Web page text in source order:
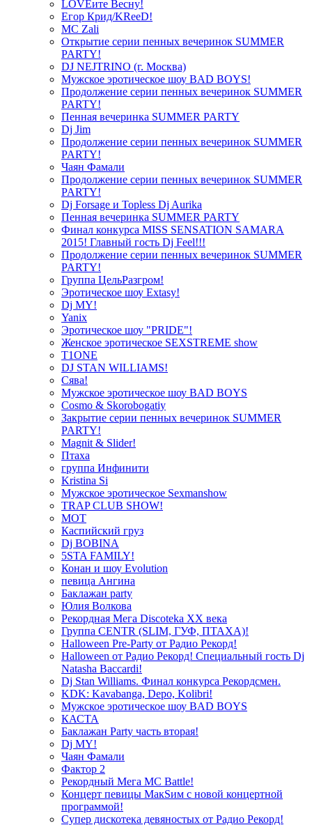
LOVEите Весну!
Егор Крид/KReeD!
MC Zali
Открытие серии пенных вечеринок SUMMER
PARTY!
DJ NEJTRINO (г. Москва)
Мужское эротическое шоу BAD BOYS!
Продолжение серии пенных вечеринок SUMMER
PARTY!
Пенная вечеринка SUMMER PARTY
Dj Jim
Продолжение серии пенных вечеринок SUMMER
PARTY!
Чаян Фамали
Продолжение серии пенных вечеринок SUMMER
PARTY!
Dj Forsage и Topless Dj Aurika
Пенная вечеринка SUMMER PARTY
Финал конкурса MISS SENSATION SAMARA
2015! Главный гость Dj Feel!!!
Продолжение серии пенных вечеринок SUMMER
PARTY!
Группа ЦельРазгром!
Эротическое шоу Extasy!
Dj MY!
Yanix
Эротическое шоу "PRIDE"!
Женское эротическое SEXSTREME show
T1ONE
DJ STAN WILLIAMS!
Сява!
Мужское эротическое шоу BAD BOYS
Cosmo & Skorobogatiy
Закрытие серии пенных вечеринок SUMMER
PARTY!
Magnit & Slider!
Птаха
группа Инфинити
Kristina Si
Мужское эротическое Sexmanshow
TRAP CLUB SHOW!
МОТ
Каспийский груз
Dj BOBINA
5STA FAMILY!
Конан и шоу Evolution
певица Ангина
Баклажан party
Юлия Волкова
Рекордная Мега Discoteka XX века
Группа CENTR (SLIM, ГУФ, ПТАХА)!
Halloween Pre-Party от Радио Рекорд!
Halloween от Радио Рекорд! Специальный гость Dj
Natasha Baccardi!
Dj Stan Williams. Финал конкурса Рекордсмен.
KDK: Kavabanga, Depo, Kolibri!
Мужское эротическое шоу BAD BOYS
КАСТА
Баклажан Party часть вторая!
Dj MY!
Чаян Фамали
Фактор 2
Рекордный Мега МС Battle!
Концерт певицы МакSим с новой концертной
программой!
Супер дискотека девяностых от Радио Рекорд!